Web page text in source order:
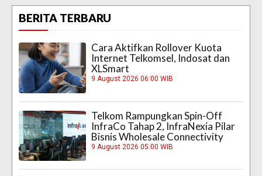
BERITA TERBARU
Cara Aktifkan Rollover Kuota
Internet Telkomsel, Indosat dan
XLSmart
9 August 2026 06:00 WIB
Telkom Rampungkan Spin-Off
InfraCo Tahap 2, InfraNexia Pilar
Bisnis Wholesale Connectivity
9 August 2026 05:00 WIB